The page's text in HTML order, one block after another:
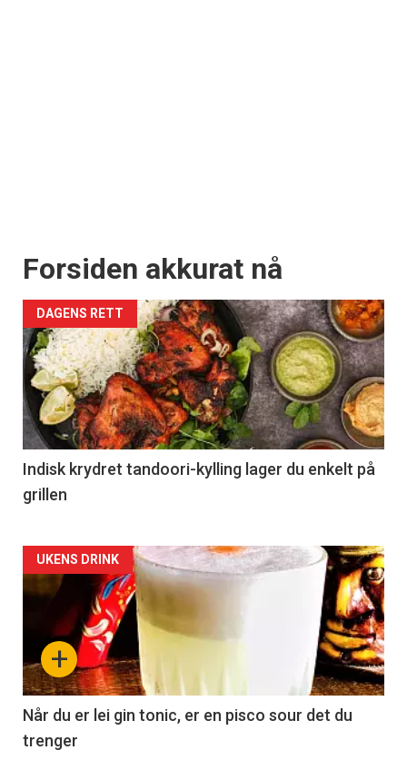
Forsiden akkurat nå
DAGENS RETT
Indisk krydret tandoori-kylling lager du enkelt på
grillen
Forsiden
akkurat
nå
-
2
+
UKENS DRINK
Når du er lei gin tonic, er en pisco sour det du
trenger